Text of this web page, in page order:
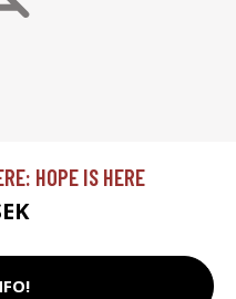
HOPE IS HERE